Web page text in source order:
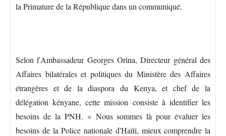
la Primature de la République dans un communiqué.
Selon l'Ambassadeur Georges Orina, Directeur général des
Affaires bilatérales et politiques du Ministère des Affaires
étrangères et de la diaspora du Kenya, et chef de la
délégation kényane, cette mission consiste à identifier les
besoins de la PNH. « Nous sommes là pour évaluer les
besoins de la Police nationale d'Haïti, mieux comprendre la